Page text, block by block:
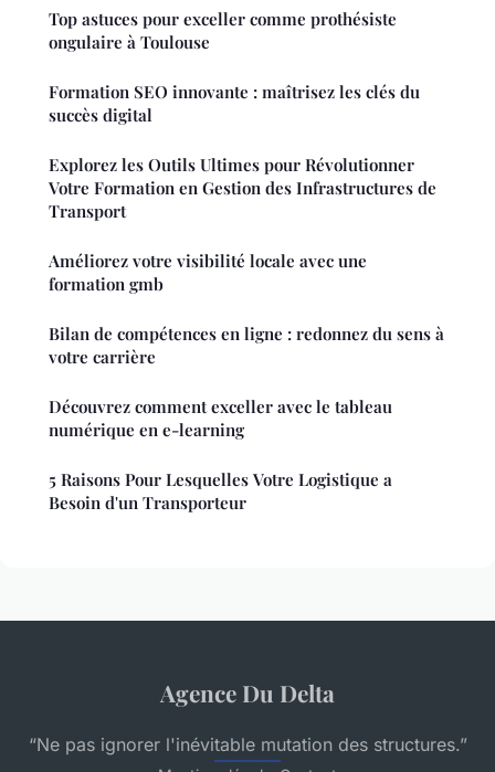
Top astuces pour exceller comme prothésiste
ongulaire à Toulouse
Formation SEO innovante : maîtrisez les clés du
succès digital
Explorez les Outils Ultimes pour Révolutionner
Votre Formation en Gestion des Infrastructures de
Transport
Améliorez votre visibilité locale avec une
formation gmb
Bilan de compétences en ligne : redonnez du sens à
votre carrière
Découvrez comment exceller avec le tableau
numérique en e-learning
5 Raisons Pour Lesquelles Votre Logistique a
Besoin d'un Transporteur
Agence Du Delta
“Ne pas ignorer l'inévitable mutation des structures.”